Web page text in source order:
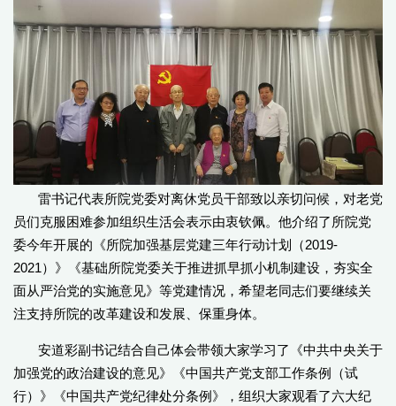
雷书记代表所院党委对离休党员干部致以亲切问候，对老党
员们克服困难参加组织生活会表示由衷钦佩。他介绍了所院党
委今年开展的《所院加强基层党建三年行动计划（2019-
2021）》《基础所院党委关于推进抓早抓小机制建设，夯实全
面从严治党的实施意见》等党建情况，希望老同志们要继续关
注支持所院的改革建设和发展、保重身体。
安道彩副书记结合自己体会带领大家学习了《中共中央关于
加强党的政治建设的意见》《中国共产党支部工作条例（试
行）》《中国共产党纪律处分条例》，组织大家观看了六大纪